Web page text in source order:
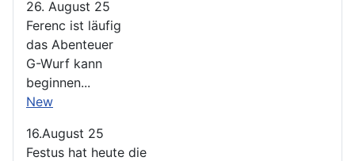
26. August 25
Ferenc ist läufig
das Abenteuer
G-Wurf kann
beginnen...
New
16.August 25
Festus hat heute die